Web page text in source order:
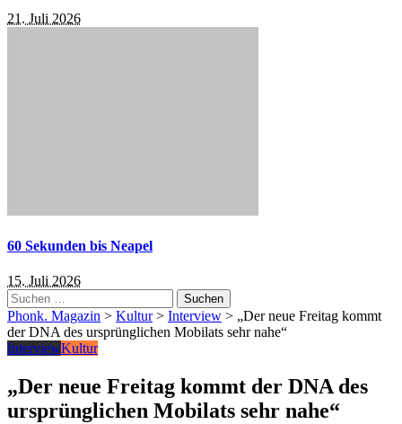
21. Juli 2026
60 Sekunden bis Neapel
15. Juli 2026
Suchen
nach:
Phonk. Magazin > Kultur> Interview > „Der neue Freitag kommt
der DNA des ursprünglichen Mobilats sehr nahe“
InterviewKultur
„Der neue Freitag kommt der DNA des
ursprünglichen Mobilats sehr nahe“